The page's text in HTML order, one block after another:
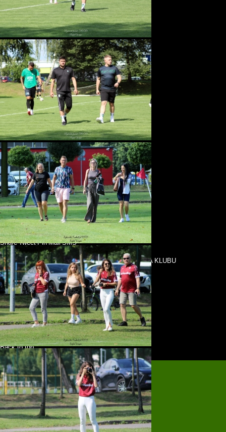
Autor: Rafał Wujec
Share Tweet Pin Mail SMS
previous postRYBNICKIE SZPILE: 15-18.06.2024
next postGALERIA: TURNIEJ Z OKAZJI 60-LECIA KLUBU
SPORTOWEGO ROW RYBNIK 21.07.2024
KONTAKT: redakcja@rybnickifusbal.pl
Back to top
mobile desktop